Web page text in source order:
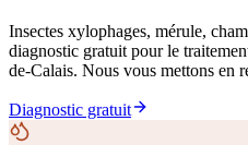
Insectes xylophages, mérule,
diagnostic gratuit pour le
de-Calais. Nous vous mettons en
Diagnostic gratuit